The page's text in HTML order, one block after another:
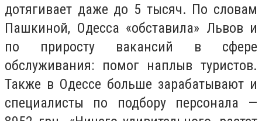
дотягивает даже до 5 тысяч. По словам
Пашкиной, Одесса «обставила» Львов и
по приросту вакансий в сфере
обслуживания: помог наплыв туристов.
Также в Одессе больше зарабатывают и
специалисты по подбору персонала —